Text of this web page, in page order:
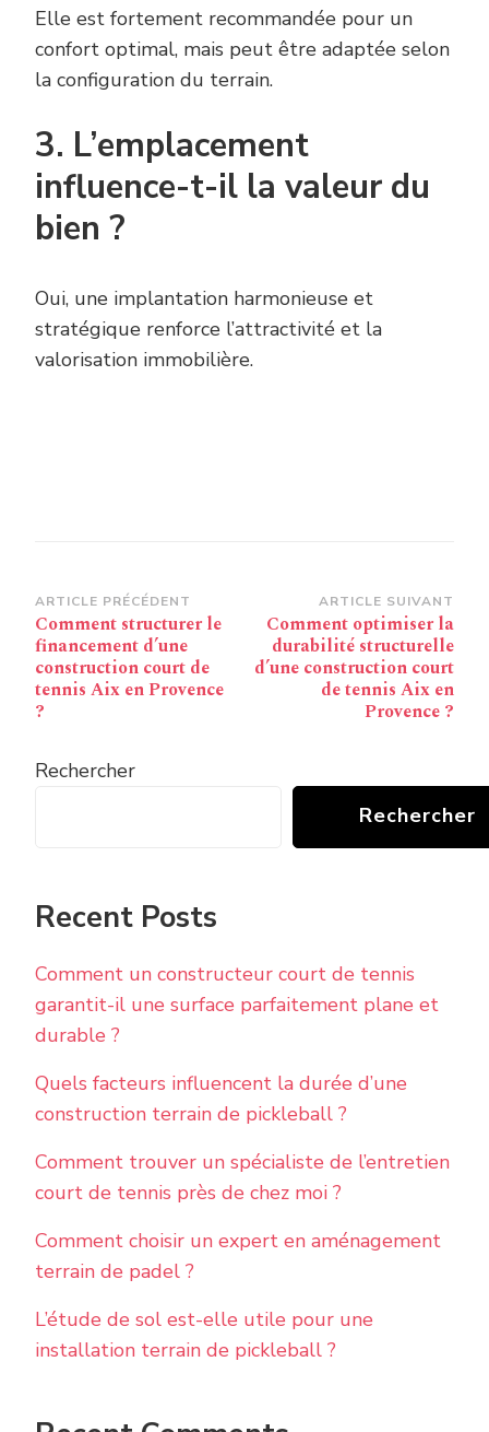
Elle est fortement recommandée pour un
confort optimal, mais peut être adaptée selon
la configuration du terrain.
3. L’emplacement
influence-t-il la valeur du
bien ?
Oui, une implantation harmonieuse et
stratégique renforce l’attractivité et la
valorisation immobilière.
Navigation
d’article
ARTICLE PRÉCÉDENT
Comment structurer le
financement d’une
construction court de
tennis Aix en Provence
?
ARTICLE SUIVANT
Comment optimiser la
durabilité structurelle
d’une construction court
de tennis Aix en
Provence ?
Rechercher
Rechercher
Recent Posts
Comment un constructeur court de tennis
garantit-il une surface parfaitement plane et
durable ?
Quels facteurs influencent la durée d’une
construction terrain de pickleball ?
Comment trouver un spécialiste de l’entretien
court de tennis près de chez moi ?
Comment choisir un expert en aménagement
terrain de padel ?
L’étude de sol est-elle utile pour une
installation terrain de pickleball ?